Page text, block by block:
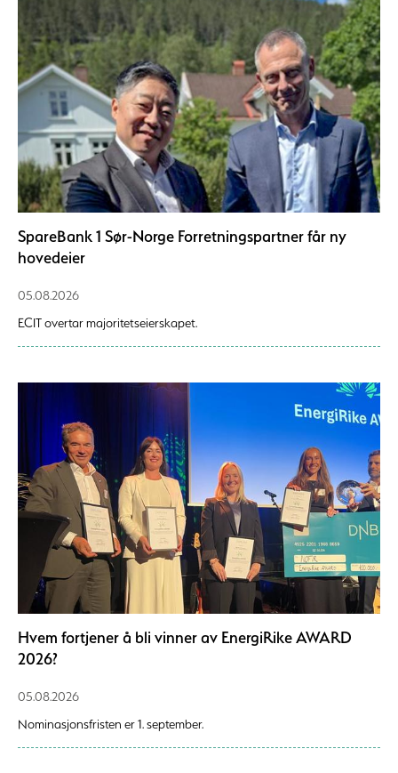
SpareBank 1 Sør-Norge Forretningspartner får ny
hovedeier
05.08.2026
ECIT overtar majoritetseierskapet.
Hvem fortjener å bli vinner av EnergiRike AWARD
2026?
05.08.2026
Nominasjonsfristen er 1. september.